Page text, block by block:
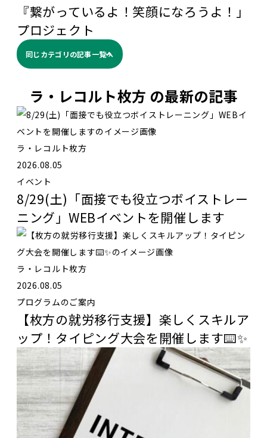
『繋がっているよ！笑顔になろうよ！」
プロジェクト
同じカテゴリの記事⼀覧へ
ラ・レコルト枚方 の最新の記事
ラ・レコルト枚方
2026.08.05
イベント
8/29(土)「面接でも役立つボイストレー
ニング」WEBイベントを開催します
ラ・レコルト枚方
2026.08.05
プログラムのご案内
【枚方の就労移行支援】楽しくスキルア
ップ！タイピング大会を開催します⌨️✨